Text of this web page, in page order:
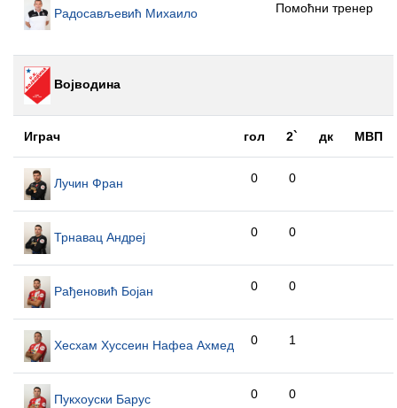
Радосављевић Михаило Помоћни тренер
Војводина
Играч гол 2` дк МВП
Лучин Фран 0 0
Трнавац Андреј 0 0
Рађеновић Бојан 0 0
Хесхам Хуссеин Нафеа Ахмед 0 1
Пукхоуски Барyс 0 0